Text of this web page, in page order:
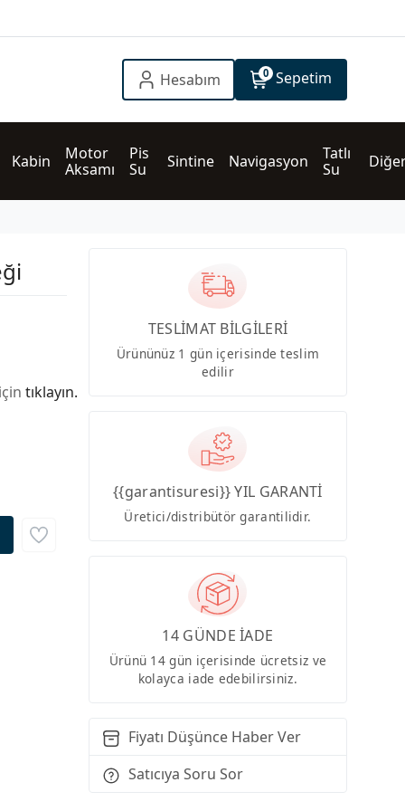
Hesabım 0 Sepetim
Kabin
Motor
Aksamı
Pis
Su
Sintine Navigasyon
Tatlı
Su
tıklayın.
TESLİMAT BİLGİLERİ
Ürününüz 1 gün içerisinde teslim
edilir
{{garantisuresi}} YIL GARANTİ
Üretici/distribütör garantilidir.
14 GÜNDE İADE
Ürünü 14 gün içerisinde ücretsiz ve
kolayca iade edebilirsiniz.
Fiyatı Düşünce Haber Ver
Satıcıya Soru Sor